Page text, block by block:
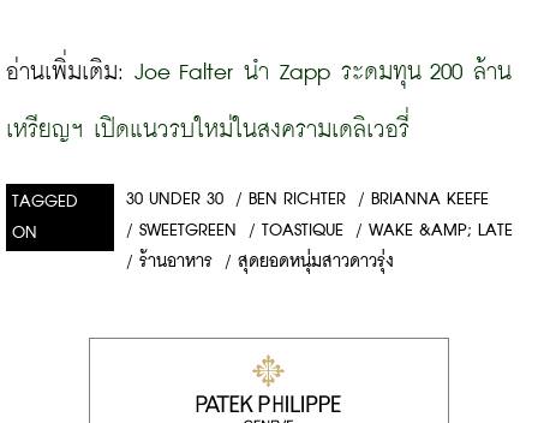
อ่านเพิ่มเติม: Joe Falter นำ Zapp ระดมทุน 200 ล้าน
เหรียญฯ เปิดแนวรบใหม่ในสงครามเดลิเวอรี่
TAGGED
ON
30 UNDER 30 / BEN RICHTER / BRIANNA KEEFE
/ SWEETGREEN / TOASTIQUE / WAKE &AMP; LATE
/ ร้านอาหาร / สุดยอดหนุ่มสาวดาวรุ่ง